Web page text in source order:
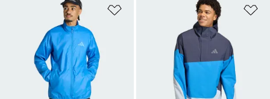
Dodaj do listy życzeń